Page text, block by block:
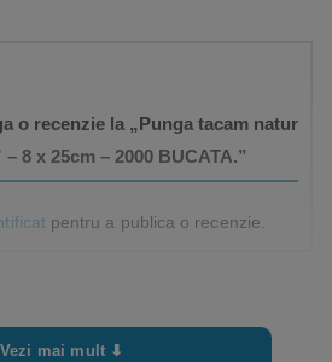
o recenzie la „Punga tacam natur
– 8 x 25cm – 2000 BUCATA.”
pentru a publica o recenzie.
Vezi mai mult ⬇